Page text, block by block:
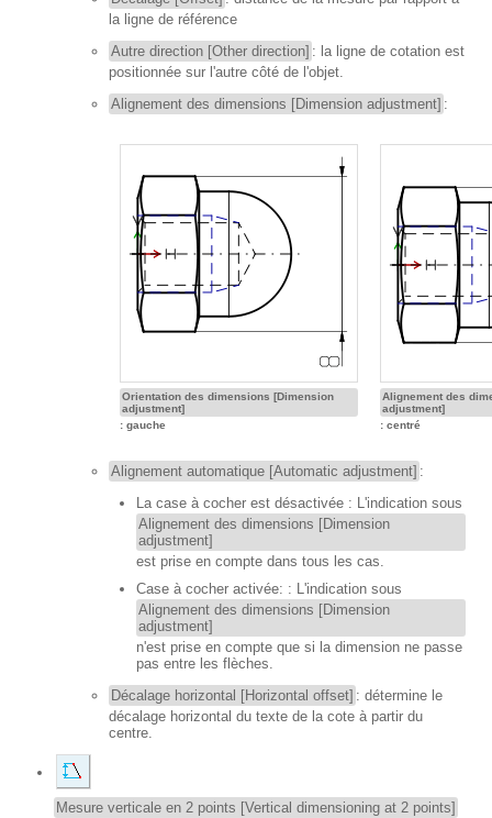
la ligne de référence
Autre direction [Other direction] : la ligne de cotation est
positionnée sur l'autre côté de l'objet.
Alignement des dimensions [Dimension adjustment] :
Orientation des dimensions [Dimension
adjustment]
: gauche
Alignement des
adjustment]
: centré
Alignement automatique [Automatic adjustment] :
La case à cocher est désactivée : L'indication sous
Alignement des dimensions [Dimension
adjustment]
est prise en compte dans tous les cas.
Case à cocher activée: : L'indication sous
Alignement des dimensions [Dimension
adjustment]
n'est prise en compte que si la dimension ne passe
pas entre les flèches.
Décalage horizontal [Horizontal offset] : détermine le
décalage horizontal du texte de la cote à partir du
centre.
Mesure verticale en 2 points [Vertical dimensioning at 2 points]